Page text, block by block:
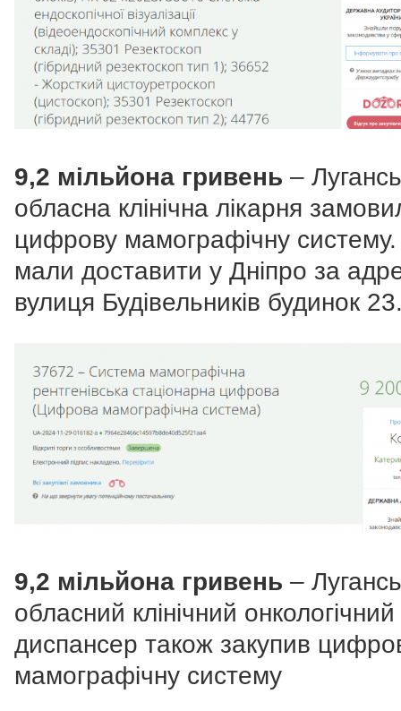
9,2 мільйона гривень –
обласна клінічна лікарня
цифрову мамографічну систему.
мали доставити у Дніпро за
вулиця Будівельників будинок
9,2 мільйона гривень –
обласний клінічний онкологічний
диспансер також закупив
мамографічну систему